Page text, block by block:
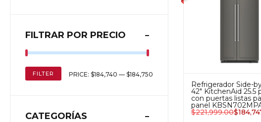
FILTRAR POR PRECIO
FILTER PRICE: $184,740 — $184,750
CATEGORÍAS
Refrigerador Side-
42" KitchenAid 25.5
con puertas listas
panel
$221,999.00$